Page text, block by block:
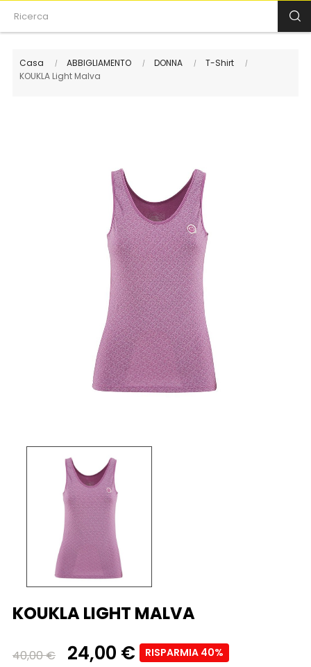
Casa ABBIGLIAMENTO DONNA
T-Shirt
KOUKLA Light Malva
KOUKLA LIGHT MALVA
40,00 € 24,00 € RISPARMIA 40%